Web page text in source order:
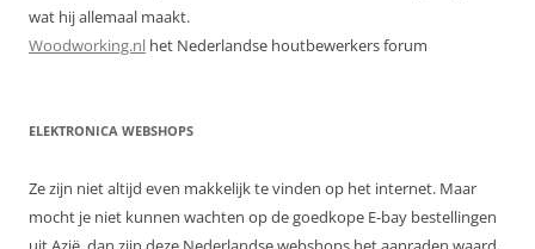
wat hij allemaal maakt.
Woodworking.nl het Nederlandse houtbewerkers forum
ELEKTRONICA WEBSHOPS
Ze zijn niet altijd even makkelijk te vinden op het internet. Maar
mocht je niet kunnen wachten op de goedkope E-bay bestellingen